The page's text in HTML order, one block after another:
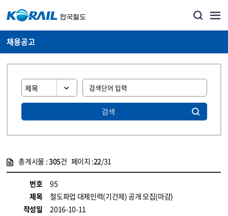
채용공고
검색
총게시물 :305건 페이지 :22/31
번호
95
제목
철도파업 대체인력(기간제) 공개 모집(마감)
작성일
2016-10-11